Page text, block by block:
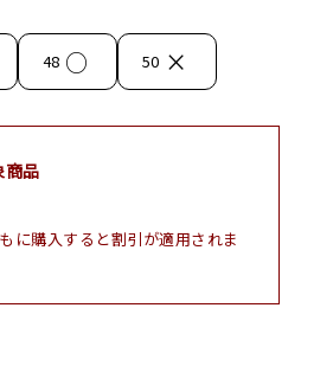
48 ○ 50 ×
商品
に購入すると割引が適用されま